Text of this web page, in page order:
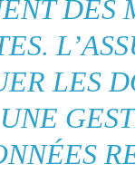
DES
LES